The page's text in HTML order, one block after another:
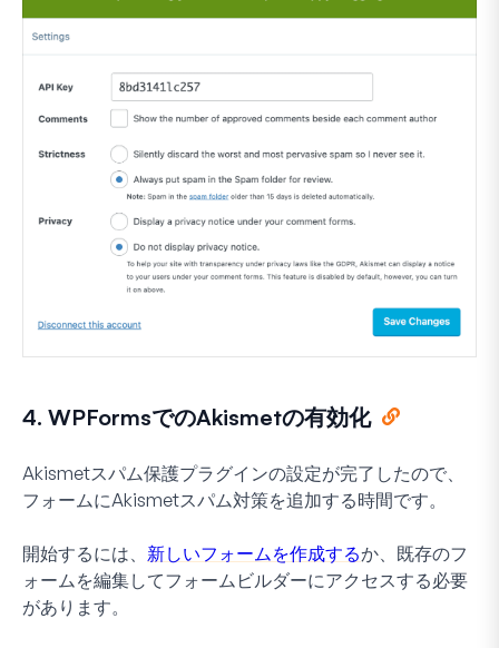
4. WPFormsでのAkismetの有効化
Akismetスパム保護プラグインの設定が完了したので、
フォームにAkismetスパム対策を追加する時間です。
開始するには、 新しいフォームを作成するか、既存のフ
ォームを編集してフォームビルダーにアクセスする必要
があります。